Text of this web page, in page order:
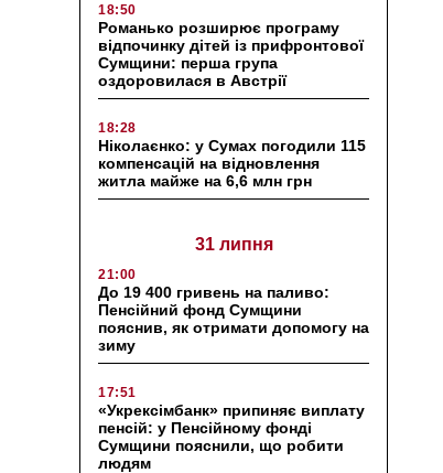
18:50
Романько розширює програму
відпочинку дітей із прифронтової
Сумщини: перша група
оздоровилася в Австрії
18:28
Ніколаєнко: у Сумах погодили 115
компенсацій на відновлення
житла майже на 6,6 млн грн
31 липня
21:00
До 19 400 гривень на паливо:
Пенсійний фонд Сумщини
пояснив, як отримати допомогу на
зиму
17:51
«Укрексімбанк» припиняє виплату
пенсій: у Пенсійному фонді
Сумщини пояснили, що робити
людям